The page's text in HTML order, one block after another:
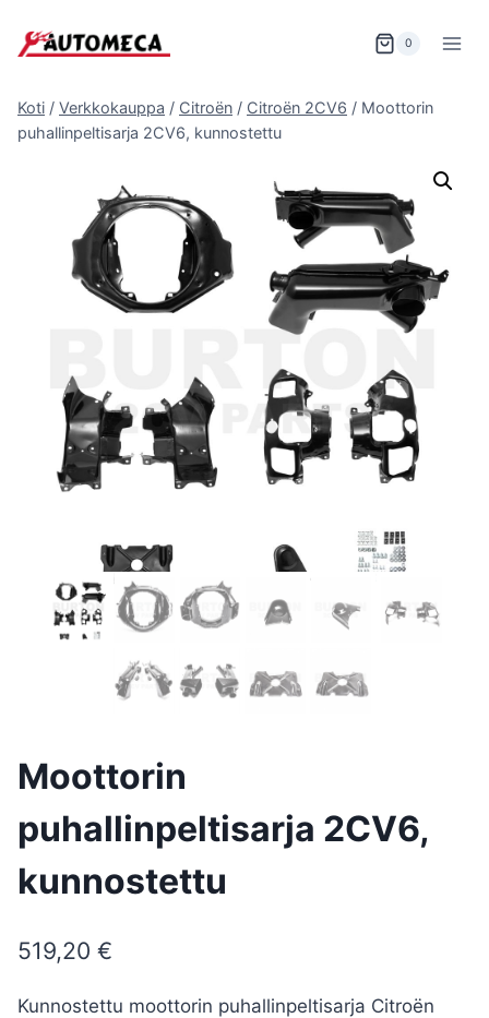
sisältöön
0
Koti / Verkkokauppa / Citroën / Citroën 2CV6 / Moottorin
puhallinpeltisarja 2CV6, kunnostettu
Moottorin
puhallinpeltisarja 2CV6,
kunnostettu
519,20 €
Kunnostettu moottorin puhallinpeltisarja Citroën